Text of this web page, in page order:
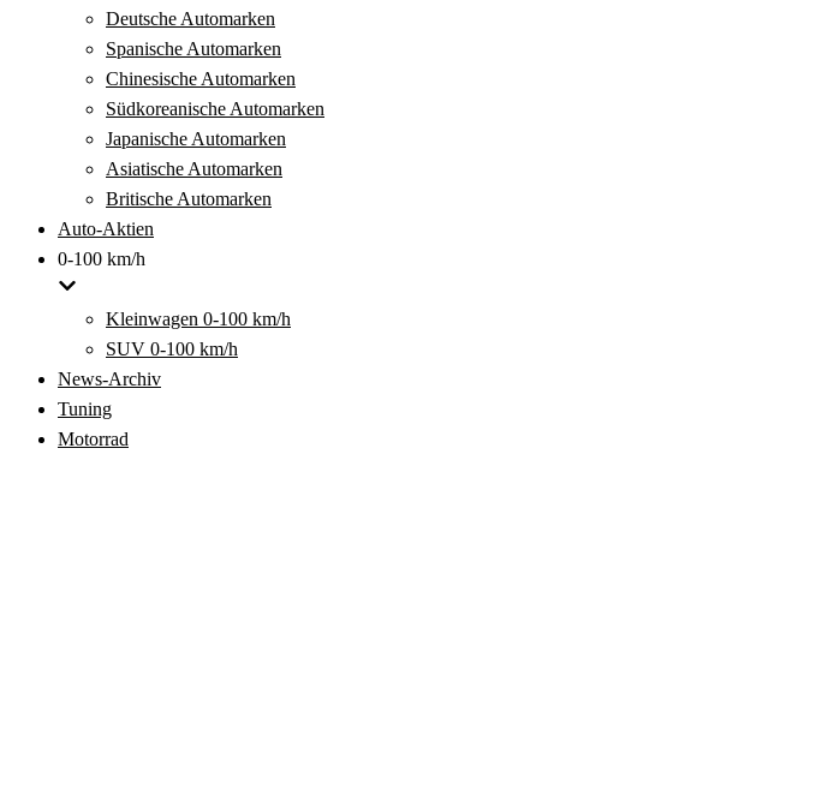
Deutsche Automarken
Spanische Automarken
Chinesische Automarken
Südkoreanische Automarken
Japanische Automarken
Asiatische Automarken
Britische Automarken
Auto-Aktien
0-100 km/h
Kleinwagen 0-100 km/h
SUV 0-100 km/h
News-Archiv
Tuning
Motorrad